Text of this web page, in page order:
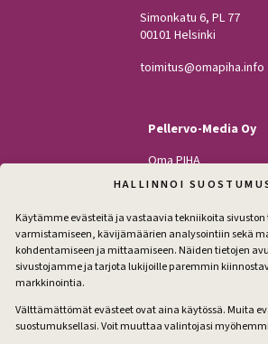
HALLINNOI
Käytämme evästeitä ja vastaavia tekniikoita
varmistamiseen, kävijämäärien analysointiin sekä
kohdentamiseen ja mittaamiseen. Näiden tietojen
sivustojamme ja tarjota lukijoille paremmin
markkinointia.
Välttämättömät evästeet ovat aina käytössä. Muita
suostumuksellasi. Voit muuttaa valintojasi
Simonkatu 6, PL 77
00101 Helsinki
toimitus@omapiha.info
Pellervo-Media Oy
Oma PIHA
Kodin Pellervo
Maatilan Pellervo
Facebook